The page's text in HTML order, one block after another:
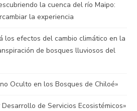
la cuenca del río Maipo:
la experiencia
los efectos del cambio climático en la
de bosques lluviosos del
Oculto en los Bosques de Chiloé»
de Servicios Ecosistémicos»